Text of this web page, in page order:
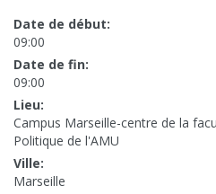
Date de début:
09:00
Date de fin:
09:00
Lieu:
Campus Marseille-centre de la
Politique de l'AMU
Ville:
Marseille